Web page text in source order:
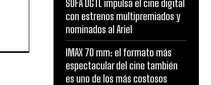
SOFA DGTL impulsa el cine digital
con estrenos multipremiados y
nominados al Ariel
IMAX 70 mm: el formato más
espectacular del cine también
es uno de los más costosos